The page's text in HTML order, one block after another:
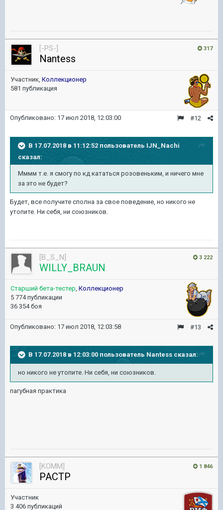
317
[-PS-]
Nantess
Участник, Коллекционер
581 публикация
#12
Опубликовано: 17 июл 2018, 12:03:00
В 17.07.2018 в 11:12:52 пользователь IJN_Nachi
сказал:
Мммм т.е. я смогу по кд кататься розовеньким, и ничего мне
за это не будет?
Будет, все получите сполна за свое поведение, но никого не
утопите. Ни себя, ни союзников.
3 222
[B_S_N]
WILLY_BRAUN
Старший бета-тестер, Коллекционер
5 774 публикации
36 354 боя
#13
Опубликовано: 17 июл 2018, 12:03:58
В 17.07.2018 в 12:03:00 пользователь Nantess сказал:
но никого не утопите. Ни себя, ни союзников.
пагубная практика
1 846
[KOMM]
PACTP
Участник
3 406 публикаций